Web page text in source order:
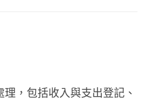
，包括收入與支出登記、